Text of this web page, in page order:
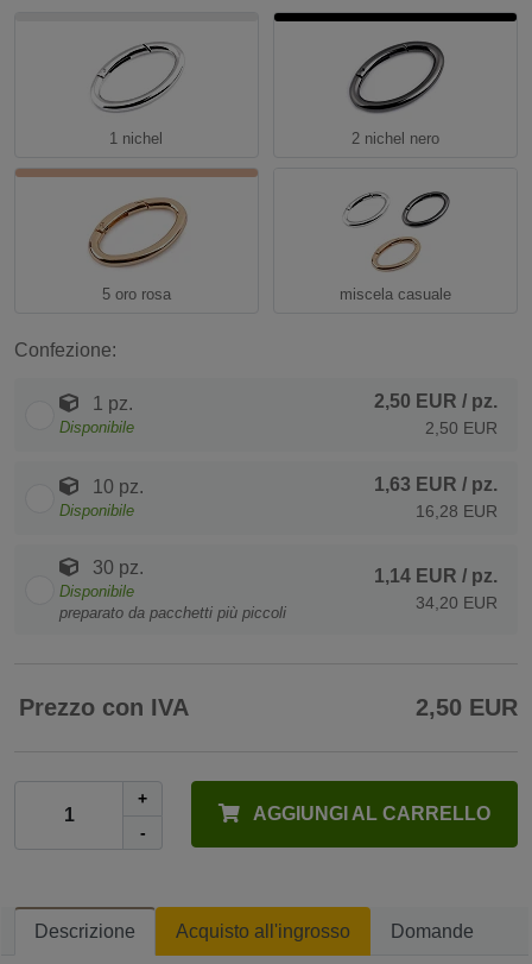
1 nichel 2 nichel nero
5 oro rosa miscela casuale
Confezione:
1 pz.
Disponibile
2,50 EUR / pz.
2,50 EUR
10 pz.
Disponibile
1,63 EUR / pz.
16,28 EUR
30 pz.
Disponibile
preparato da pacchetti più piccoli
1,14 EUR / pz.
34,20 EUR
Prezzo con IVA 2,50 EUR
+
-
AGGIUNGI AL CARRELLO
Descrizione Acquisto all'ingrosso Domande